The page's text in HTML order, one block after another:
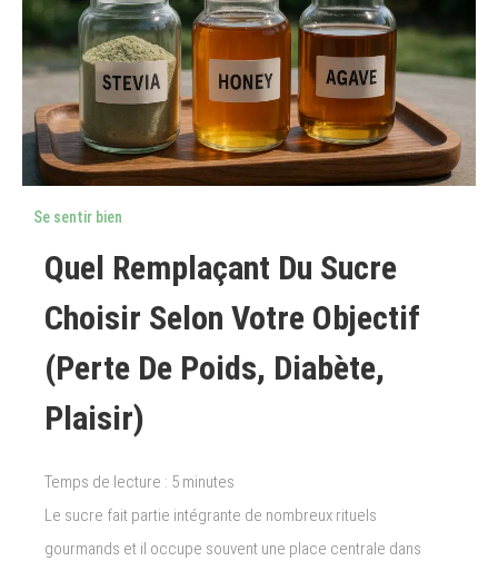
Se sentir bien
Quel Remplaçant Du Sucre
Choisir Selon Votre Objectif
(perte De Poids, Diabète,
Plaisir)
Temps de lecture : 5 minutes
Le sucre fait partie intégrante de nombreux rituels
gourmands et il occupe souvent une place centrale dans